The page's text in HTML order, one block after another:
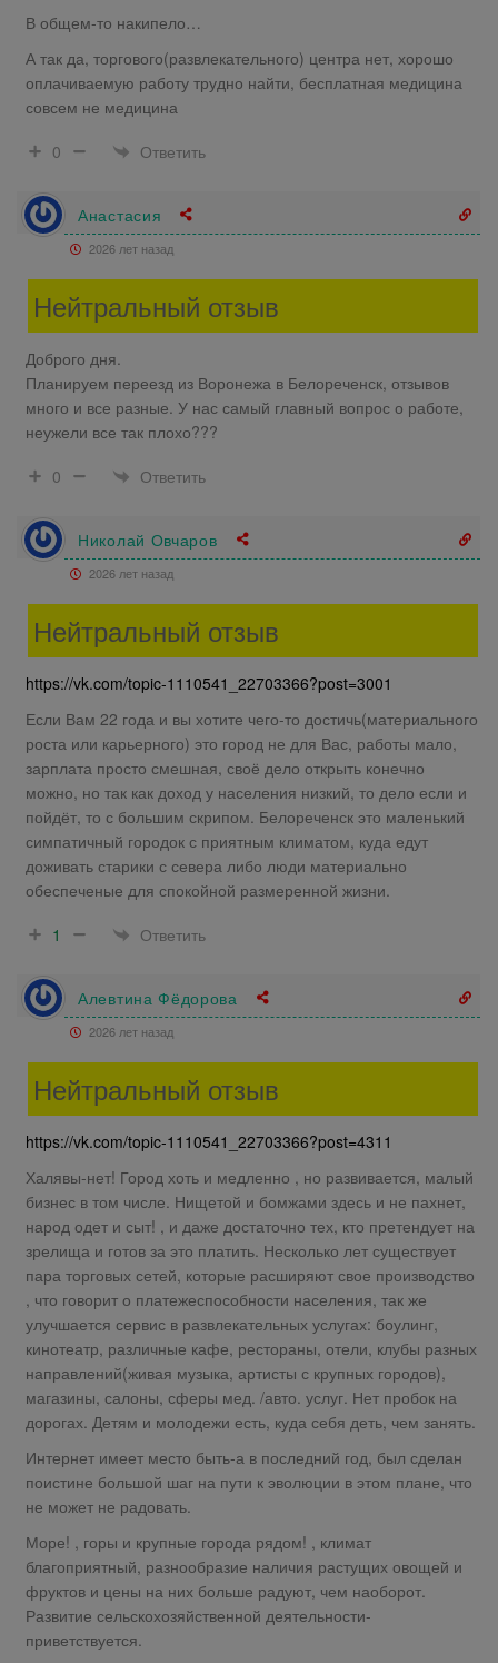
В общем-то накипело…
А так да, торгового(развлекательного) центра нет, хорошо
оплачиваемую работу трудно найти, бесплатная медицина
совсем не медицина
0
Ответить
Анастасия
2026 лет назад
Нейтральный отзыв
Доброго дня.
Планируем переезд из Воронежа в Белореченск, отзывов
много и все разные. У нас самый главный вопрос о работе,
неужели все так плохо???
0
Ответить
Николай Овчаров
2026 лет назад
Нейтральный отзыв
https://vk.com/topic-1110541_22703366?post=3001
Если Вам 22 года и вы хотите чего-то достичь(материального
роста или карьерного) это город не для Вас, работы мало,
зарплата просто смешная, своё дело открыть конечно
можно, но так как доход у населения низкий, то дело если и
пойдёт, то с большим скрипом. Белореченск это маленький
симпатичный городок с приятным климатом, куда едут
доживать старики с севера либо люди материально
обеспеченые для спокойной размеренной жизни.
1
Ответить
Алевтина Фёдорова
2026 лет назад
Нейтральный отзыв
https://vk.com/topic-1110541_22703366?post=4311
Халявы-нет! Город хоть и медленно , но развивается, малый
бизнес в том числе. Нищетой и бомжами здесь и не пахнет,
народ одет и сыт! , и даже достаточно тех, кто претендует на
зрелища и готов за это платить. Несколько лет существует
пара торговых сетей, которые расширяют свое производство
, что говорит о платежеспособности населения, так же
улучшается сервис в развлекательных услугах: боулинг,
кинотеатр, различные кафе, рестораны, отели, клубы разных
направлений(живая музыка, артисты с крупных городов),
магазины, салоны, сферы мед. /авто. услуг. Нет пробок на
дорогах. Детям и молодежи есть, куда себя деть, чем занять.
Интернет имеет место быть-а в последний год, был сделан
поистине большой шаг на пути к эволюции в этом плане, что
не может не радовать.
Море! , горы и крупные города рядом! , климат
благоприятный, разнообразие наличия растущих овощей и
фруктов и цены на них больше радуют, чем наоборот.
Развитие сельскохозяйственной деятельности-
приветствуется.